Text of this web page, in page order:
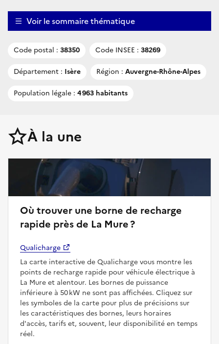
Voir le sommaire thématique
Code postal : 38350 Code INSEE : 38269
Département : Isère Région : Auvergne-Rhône-Alpes
Population légale : 4 963 habitants
À la une
Où trouver une borne de recharge
rapide près de La Mure ?
Qualicharge
La carte interactive de Qualicharge vous montre les
points de recharge rapide pour véhicule électrique à
La Mure et alentour. Les bornes de puissance
inférieure à 50 kW ne sont pas affichées. Cliquez sur
les symboles de la carte pour plus de précisions sur
les caractéristiques des bornes, leurs horaires
d'accès, tarifs et, souvent, leur disponibilité en temps
réel.